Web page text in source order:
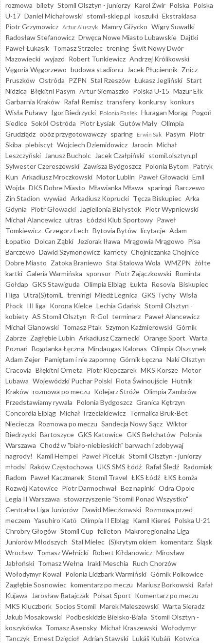
rozmowa bilety Stomil Olsztyn - juniorzy Karol Żwir Polska Polska
U-17 Daniel Michałowski stomil-sklep.pl koszulki Ekstraklasa
Piotr Grzymowicz Artur Aluszyk Mamry Giżycko Wigry Suwałki
Radosław Stefanowicz Drwęca Nowe Miasto Lubawskie Dajtki
Paweł Łukasik Tomasz Strzelec trening Świt Nowy Dwór
Mazowiecki wyjazd Robert Tunkiewicz Andrzej Królikowski
Vęgoria Węgorzewo budowa stadionu Jacek Płuciennik Znicz
Pruszków Ostróda PZPN Stal Rzeszów Łukasz Jegliński Start
Nidzica Błękitni Pasym Artur Siemaszko Polska U-15 Mazur Ełk
Garbarnia Kraków Rafał Remisz transfery konkursy konkurs
Wisła Puławy Igor Biedrzycki Polonia Pasłęk Huragan Morąg Pogoń
Siedlce Sokół Ostróda Piotr Łysiak Gutów Mały Olimpia
Grudziądz obóz przygotowawczy sparing Erwin Sak Pasym Piotr
Skiba plebiscyt Wojciech Dziemidowicz Jarocin Michał
Leszczyński
Janusz Bucholc Jacek Czałpiński stomil.olsztyn.pl
Sylwester Czereszewski Zawisza Bydgoszcz Polonia Bytom Patryk
Kun Arkadiusz Mroczkowski Motor Lublin Paweł Głowacki Emil
Wojda DKS Dobre Miasto Mławianka Mława sparingi Barczewo
Zin Stadion wywiad Arkadiusz Koprucki Tęcza Biskupiec Arka
Gdynia Piotr Głowacki Jagiellonia Białystok Piotr Wypniewski
Michał Alancewicz ultras Łódzki Klub Sportowy Paweł
Tomkiewicz Grzegorz Lech Bytovia Bytów licytacje Adam
Łopatko Dolcan Ząbki Jeziorak Iława Mrągowia Mrągowo Pisa
Barczewo Dawid Szymonowicz karnety Chojniczanka Chojnice
Dobre Miasto Zatoka Braniewo Stal Stalowa Wola WMZPN żółte
kartki Galeria Warmińska sponsor Piotr Zajączkowski Rominta
Gołdap GKS Stawiguda Olimpia Elbląg Łukta Resovia Biskupiec
I liga Ultra(S)tomiL treningi Miedź Legnica GKS Tychy Wisła
Płock III liga Korona Kielce Lechia Gdańsk Stomil Olsztyn -
kobiety AS Stomil Olsztyn R-Gol terminarz Paweł Alancewicz
Michał Glanowski Tomasz Ptak Szymon Kaźmierowski Górnik
Zabrze Zagłębie Lubin Arkadiusz Czarnecki Orange Sport Warta
Poznań Bogdanka Łęczna Mindaugas Kalonas Olimpia Olsztynek
Adam Zejer Pamiętam i nie zapomnę Górnik Łęczna Naki Olsztyn
Cracovia Błękitni Orneta Piotr Klepczarek MKS Korsze Motor
Lubawa Wojewódzki Puchar Polski Flota Świnoujście Hutnik
Kraków rozmowa po meczu Kolejarz Stróże Olimpia Zambrów
Przedstawiamy rywala Polonia Bydgoszcz Granica Kętrzyn
Concordia Elbląg Michał Trzeciakiewicz Termalica Bruk-Bet
Nieciecza Rozmowa po meczu Sandecja Nowy Sącz Wiktor
Biedrzycki Bartoszyce GKS Katowice GKS Bełchatów Polonia
Warszawa Chodź w "biało-niebieskich" barwach i zdobywaj
nagrody!
Kamil Hempel Paweł Piceluk Stomil Olsztyn - juniorzy
młodsi Raków Częstochowa UKS SMS Łódź Rafał Śledź Radomiak
Radom Paweł Kaczmarek Stomil Travel ŁKS Łódź ŁKS Łomża
Rozwój Katowice Piotr Darmochwał Bez napinki Odra Opole
Legia II Warszawa stowarzyszenie "Stomil Ponad Wszystko"
Centralna Liga Juniorów Dawid Mieczkowski Rozmowa przed
meczem Yasuhiro Katō Olimpia II Elbląg Kamil Kiereś Polska U-21
Chrobry Głogów Stomil Cup felieton Makroregionalna Liga
Juniorów Młodszych Stal Mielec (S)krytym okiem komentarz Śląsk
Wrocław Tomasz Wełnicki Robert Kiłdanowicz Mirosław
Jabłoński Tomasz Wełna Irakli Meschia Ruch Chorzów
Wołodymyr Kowal Polonia Lidzbark Warmiński Górnik Polkowice
Zagłębie Sosnowiec komentarz po meczu Mariusz Borkowski Rafał
Kujawa
Jarosław Ratajczak Polsat Sport Komentarz po meczu
MKS Kluczbork Socios Stomil Marek Maleszewski Warta Sieradz
Jakub Mosakowski Podbeskidzie Bielsko-Biała Stomil Olsztyn -
koszykówka Tomasz Asensky Michał Kraszewski Wołodymyr
Tanczyk Ernest Dzięcioł Adrian Stawski Lukáš Kubáň Kotwica